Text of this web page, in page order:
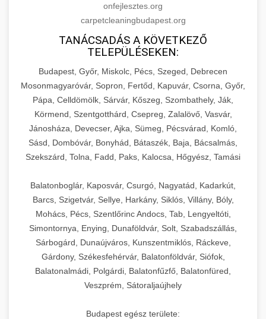
onfejlesztes.org
carpetcleaningbudapest.org
TANÁCSADÁS A KÖVETKEZŐ
TELEPÜLÉSEKEN:
Budapest, Győr, Miskolc, Pécs, Szeged, Debrecen
Mosonmagyaróvár, Sopron, Fertőd, Kapuvár, Csorna, Győr,
Pápa, Celldömölk, Sárvár, Kőszeg, Szombathely, Ják,
Körmend, Szentgotthárd, Csepreg, Zalalövő, Vasvár,
Jánosháza, Devecser, Ajka, Sümeg, Pécsvárad, Komló,
Sásd, Dombóvár, Bonyhád, Bátaszék, Baja, Bácsalmás,
Szekszárd, Tolna, Fadd, Paks, Kalocsa, Hőgyész, Tamási
Balatonboglár, Kaposvár, Csurgó, Nagyatád, Kadarkút,
Barcs, Szigetvár, Sellye, Harkány, Siklós, Villány, Bóly,
Mohács, Pécs, Szentlőrinc Andocs, Tab, Lengyeltóti,
Simontornya, Enying, Dunaföldvár, Solt, Szabadszállás,
Sárbogárd, Dunaújváros, Kunszentmiklós, Ráckeve,
Gárdony, Székesfehérvár, Balatonföldvár, Siófok,
Balatonalmádi, Polgárdi, Balatonfűzfő, Balatonfüred,
Veszprém, Sátoraljaújhely
Budapest egész területe: